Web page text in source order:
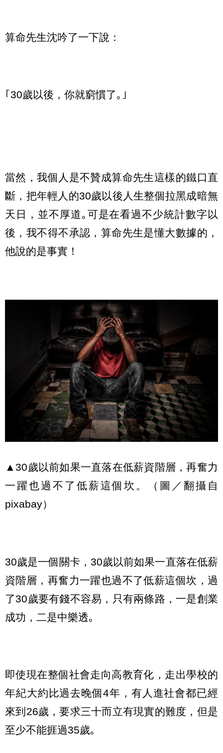
算命先生沈吟了一下說：
｢30歲以後，你就窮慣了｡｣
當然，我個人是不贊成算命先生這樣的鐵口直
斷，把年輕人的30歲以後人生整個拉黑成暗無
天日，並不厚道｡可是在看過不少統計數字以
後，我不得不承認，算命先生是懂大數據的，
他說的是事實！
▲30歲以前如果一直落在低薪資階層，再奮力
一躍也過不了低薪這個坎。（圖／翻攝自
pixabay）
30歲是一個關卡，30歲以前如果一直落在低薪
資階層，再奮力一躍也過不了低薪這個坎，過
了30歲要有錢不容易，只有兩條路，一是創業
成功，二是中樂透｡
即使現在整個社會走向高教育化，走出學校的
年紀大約比過去晚個4年，有人進社會都已經
來到26歲，要求三十而立有現實的難度，但是
至少不能捱過35歲｡